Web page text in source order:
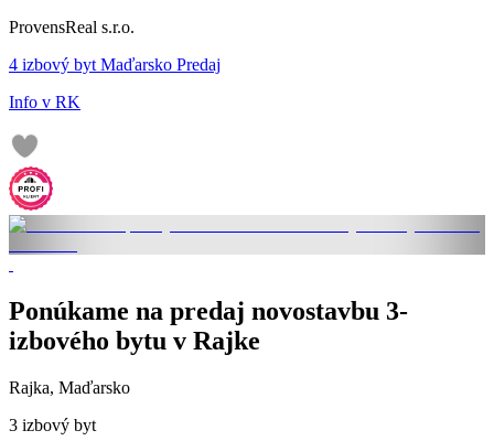
ProvensReal s.r.o.
4 izbový byt Maďarsko Predaj
Info v RK
Ponúkame na predaj novostavbu 3-
izbového bytu v Rajke
Rajka, Maďarsko
3 izbový byt